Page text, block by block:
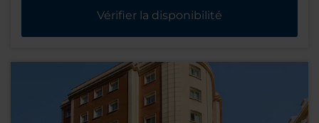
Vérifier la disponibilité